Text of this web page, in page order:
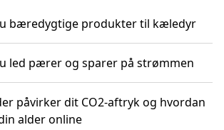
bæredygtige produkter til kæledyr
led pærer og sparer på strømmen
påvirker dit CO2-aftryk og hvordan
alder online